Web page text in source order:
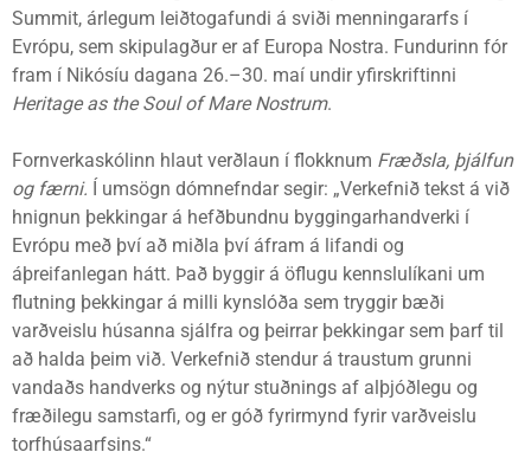
Summit, árlegum leiðtogafundi á sviði menningararfs í
Evrópu, sem skipulagður er af Europa Nostra. Fundurinn fór
fram í Nikósíu dagana 26.–30. maí undir yfirskriftinni
Heritage as the Soul of Mare Nostrum.
Fornverkaskólinn hlaut verðlaun í flokknum Fræðsla, þjálfun
og færni. Í umsögn dómnefndar segir: „Verkefnið tekst á við
hnignun þekkingar á hefðbundnu byggingarhandverki í
Evrópu með því að miðla því áfram á lifandi og
áþreifanlegan hátt. Það byggir á öflugu kennslulíkani um
flutning þekkingar á milli kynslóða sem tryggir bæði
varðveislu húsanna sjálfra og þeirrar þekkingar sem þarf til
að halda þeim við. Verkefnið stendur á traustum grunni
vandaðs handverks og nýtur stuðnings af alþjóðlegu og
fræðilegu samstarfi, og er góð fyrirmynd fyrir varðveislu
torfhúsaarfsins.“